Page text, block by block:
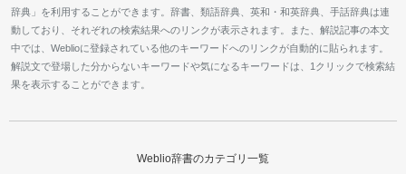
辞典」を利用することができます。辞書、類語辞典、英和・和英辞典、手話辞典は連
動しており、それぞれの検索結果へのリンクが表示されます。また、解説記事の本文
中では、Weblioに登録されている他のキーワードへのリンクが自動的に貼られます。
解説文で登場した分からないキーワードや気になるキーワードは、1クリックで検索結
果を表示することができます。
Weblio辞書のカテゴリ一覧